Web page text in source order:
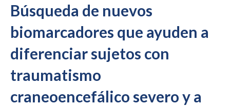
Búsqueda de nuevos
biomarcadores que ayuden a
diferenciar sujetos con
traumatismo
craneoencefálico severo y a